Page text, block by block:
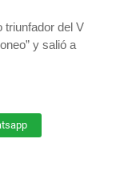
triunfador del V
y salió a